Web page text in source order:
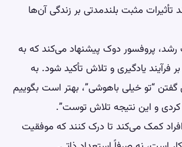
مثبت بلندمدتی بر زندگی آن‌ها
پروفسور دوک پیشنهاد می‌کند که به
فرآیند یادگیری و تلاش تأکید شود. به
گفتن “تو خیلی باهوشی”، بهتر است بگوییم
و این نتیجه تلاش توست”.
افراد کمک می‌کند تا درک کنند که موفقیت